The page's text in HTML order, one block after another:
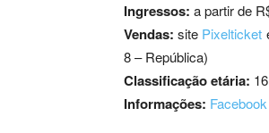
Ingressos: a partir de
Vendas: site Pixelticket
8 – República)
Classificação etária:
Informações: Facebook